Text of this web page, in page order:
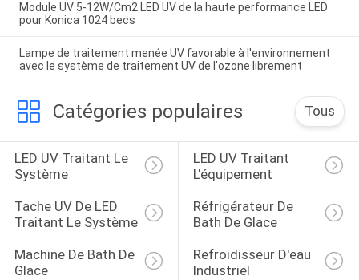
Module UV 5-12W/Cm2 LED UV de la haute performance LED
pour Konica 1024 becs
Lampe de traitement menée UV favorable à l'environnement
avec le système de traitement UV de l'ozone librement
Catégories populaires Tous
LED UV Traitant Le
Système
LED UV Traitant
L'équipement
Tache UV De LED
Traitant Le Système
Réfrigérateur De
Bath De Glace
Machine De Bath De
Glace
Refroidisseur D'eau
Industriel